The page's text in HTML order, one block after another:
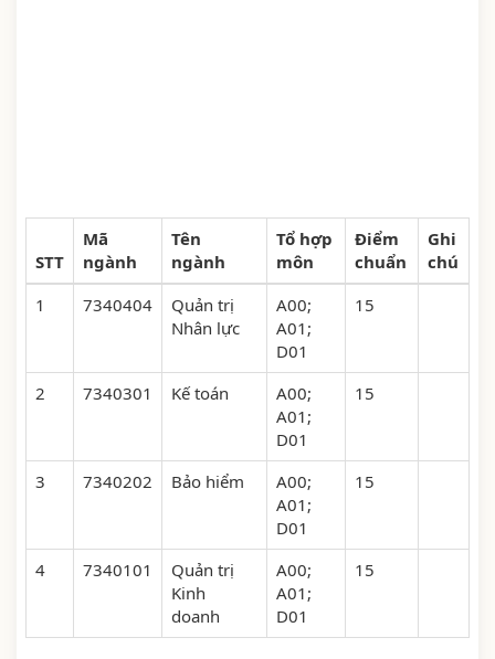
STT
Mã
ngành
Tên
ngành
Tổ hợp
môn
Điểm
chuẩn
Ghi
chú
1
7340404
Quản trị
Nhân lực
A00;
A01;
D01
15
2 7340301 Kế toán
A00;
A01;
D01
15
3 7340202 Bảo hiểm
A00;
A01;
D01
15
4 7340101
Quản trị
Kinh
doanh
A00;
A01;
D01
15